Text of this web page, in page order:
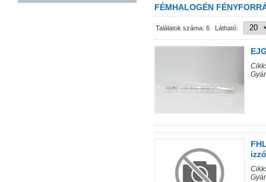
FÉMHALOGÉN
Találatok száma: 6 Látható:
izzó